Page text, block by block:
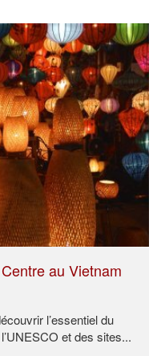
au Vietnam
l’essentiel du
et des sites...